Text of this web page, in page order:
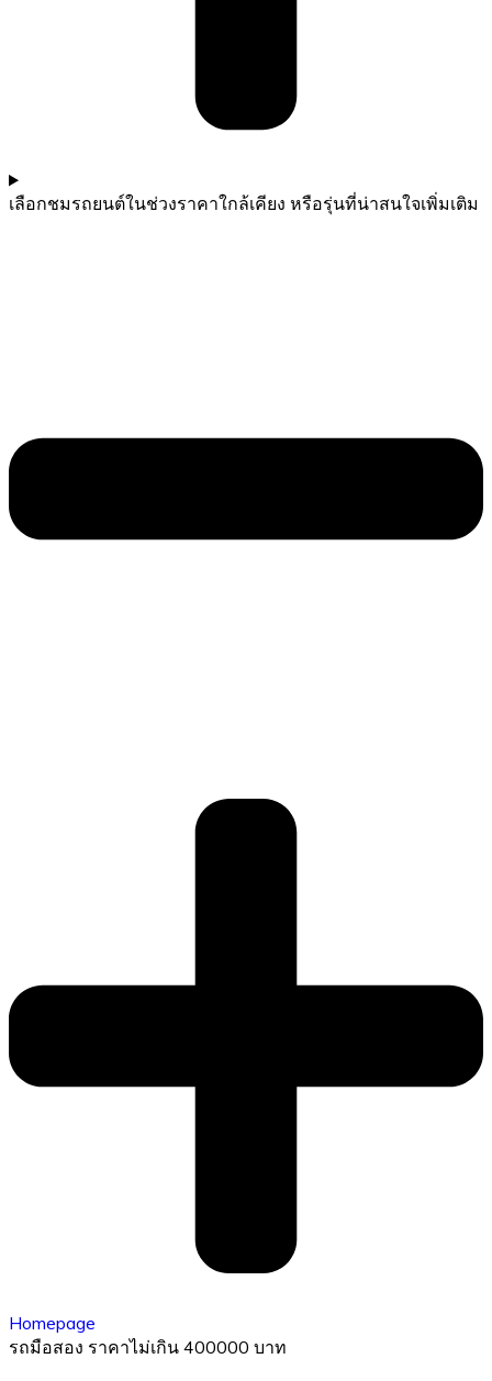
เลือกชมรถยนต์ในช่วงราคาใกล้เคียง หรือรุ่นที่น่าสนใจเพิ่มเติม
Homepage
รถมือสอง ราคาไม่เกิน 400000 บาท